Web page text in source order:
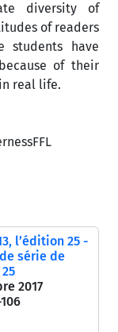
diversity of
of readers
students have
of their
real life.
FFL
l’édition 25 -
série de
2017